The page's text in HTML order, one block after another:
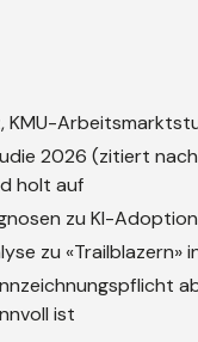
KMU-
2026 (zitiert
holt auf
zu KI-
zu
ist